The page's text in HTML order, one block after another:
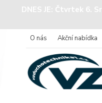
DNES JE: Čtvrtek 6.
O nás Akční nabídka